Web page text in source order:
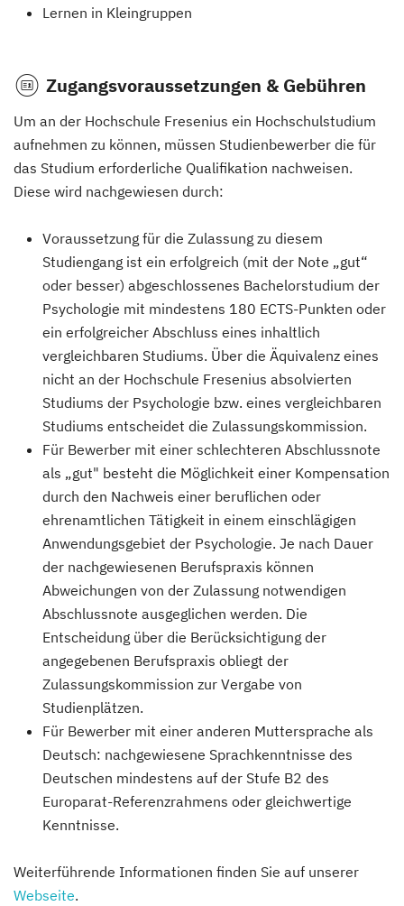
Lernen in Kleingruppen
Zugangsvoraussetzungen & Gebühren
Um an der Hochschule Fresenius ein Hochschulstudium
aufnehmen zu können, müssen Studienbewerber die für
das Studium erforderliche Qualifikation nachweisen.
Diese wird nachgewiesen durch:
Voraussetzung für die Zulassung zu diesem
Studiengang ist ein erfolgreich (mit der Note „gut“
oder besser) abgeschlossenes Bachelorstudium der
Psychologie mit mindestens 180 ECTS-Punkten oder
ein erfolgreicher Abschluss eines inhaltlich
vergleichbaren Studiums. Über die Äquivalenz eines
nicht an der Hochschule Fresenius absolvierten
Studiums der Psychologie bzw. eines vergleichbaren
Studiums entscheidet die Zulassungskommission.
Für Bewerber mit einer schlechteren Abschlussnote
als „gut" besteht die Möglichkeit einer Kompensation
durch den Nachweis einer beruflichen oder
ehrenamtlichen Tätigkeit in einem einschlägigen
Anwendungsgebiet der Psychologie. Je nach Dauer
der nachgewiesenen Berufspraxis können
Abweichungen von der Zulassung notwendigen
Abschlussnote ausgeglichen werden. Die
Entscheidung über die Berücksichtigung der
angegebenen Berufspraxis obliegt der
Zulassungskommission zur Vergabe von
Studienplätzen.
Für Bewerber mit einer anderen Muttersprache als
Deutsch: nachgewiesene Sprachkenntnisse des
Deutschen mindestens auf der Stufe B2 des
Europarat-Referenzrahmens oder gleichwertige
Kenntnisse.
Weiterführende Informationen finden Sie auf unserer
Webseite.